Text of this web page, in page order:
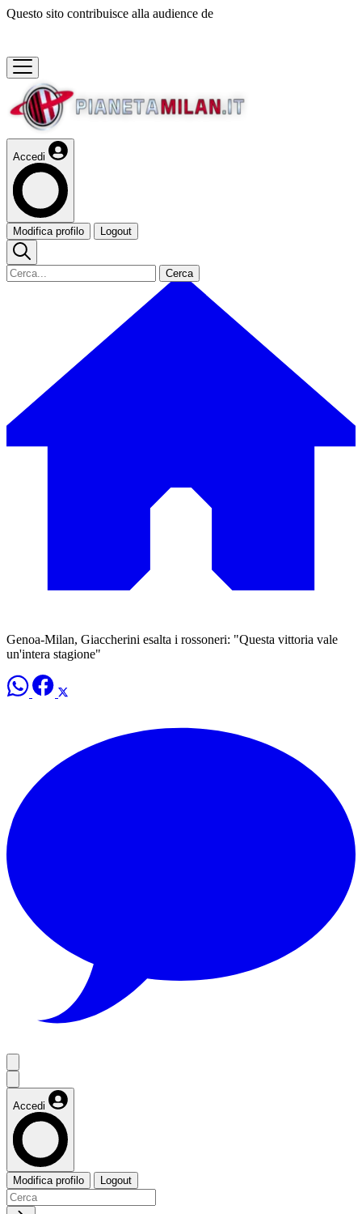
Questo sito contribuisce alla audience de
Accedi
Modifica profilo Logout
Cerca
Genoa-Milan, Giaccherini esalta i rossoneri: "Questa vittoria vale
un'intera stagione"
Accedi
Modifica profilo Logout